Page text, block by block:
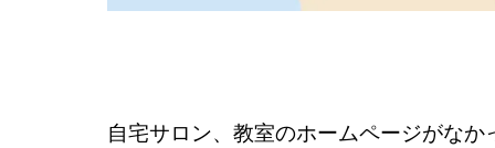
自宅サロン、教室のホームページがなか